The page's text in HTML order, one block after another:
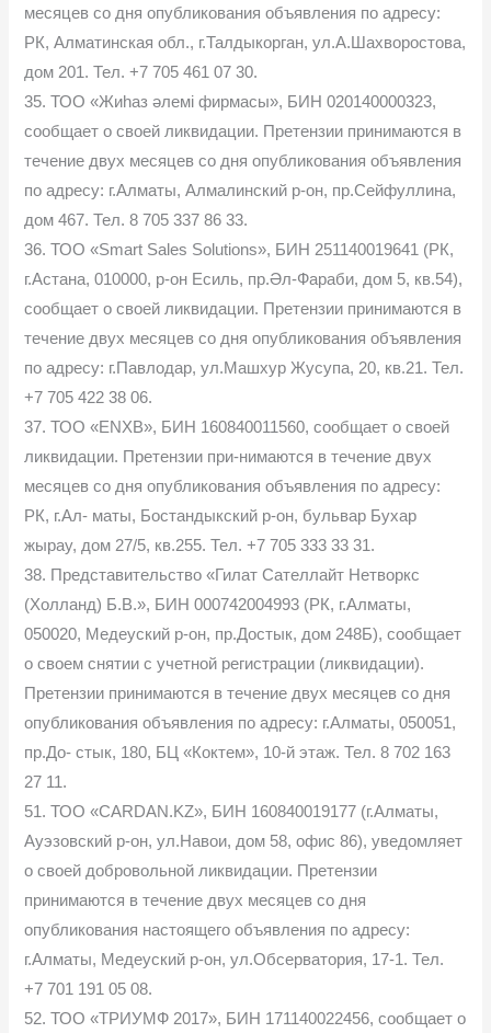
месяцев со дня опубликования объявления по адресу:
РК, Алматинская обл., г.Талдыкорган, ул.А.Шахворостова,
дом 201. Тел. +7 705 461 07 30.
35. ТОО «Жиһаз әлемі фирмасы», БИН 020140000323,
сообщает о своей ликвидации. Претензии принимаются в
течение двух месяцев со дня опубликования объявления
по адресу: г.Алматы, Алмалинский р-он, пр.Сейфуллина,
дом 467. Тел. 8 705 337 86 33.
36. ТОО «Smart Sales Solutions», БИН 251140019641 (РК,
г.Астана, 010000, р-он Есиль, пр.Әл-Фараби, дом 5, кв.54),
сообщает о своей ликвидации. Претензии принимаются в
течение двух месяцев со дня опубликования объявления
по адресу: г.Павлодар, ул.Машхур Жусупа, 20, кв.21. Тел.
+7 705 422 38 06.
37. ТОО «ENXB», БИН 160840011560, сообщает о своей
ликвидации. Претензии при-нимаются в течение двух
месяцев со дня опубликования объявления по адресу:
РК, г.Ал- маты, Бостандыкский р-он, бульвар Бухар
жырау, дом 27/5, кв.255. Тел. +7 705 333 33 31.
38. Представительство «Гилат Сателлайт Нетворкс
(Холланд) Б.В.», БИН 000742004993 (РК, г.Алматы,
050020, Медеуский р-он, пр.Достык, дом 248Б), сообщает
о своем снятии с учетной регистрации (ликвидации).
Претензии принимаются в течение двух месяцев со дня
опубликования объявления по адресу: г.Алматы, 050051,
пр.До- стык, 180, БЦ «Коктем», 10-й этаж. Тел. 8 702 163
27 11.
51. ТОО «CARDAN.KZ», БИН 160840019177 (г.Алматы,
Ауэзовский р-он, ул.Навои, дом 58, офис 86), уведомляет
о своей добровольной ликвидации. Претензии
принимаются в течение двух месяцев со дня
опубликования настоящего объявления по адресу:
г.Алматы, Медеуский р-он, ул.Обсерватория, 17-1. Тел.
+7 701 191 05 08.
52. ТОО «ТРИУМФ 2017», БИН 171140022456, сообщает о